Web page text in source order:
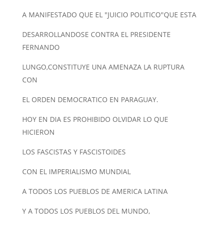
A MANIFESTADO QUE EL "JUICIO POLITICO"QUE ESTA
DESARROLLANDOSE CONTRA EL PRESIDENTE
FERNANDO
LUNGO,CONSTITUYE UNA AMENAZA LA RUPTURA
CON
EL ORDEN DEMOCRATICO EN PARAGUAY.
HOY EN DIA ES PROHIBIDO OLVIDAR LO QUE
HICIERON
LOS FASCISTAS Y FASCISTOIDES
CON EL IMPERIALISMO MUNDIAL
A TODOS LOS PUEBLOS DE AMERICA LATINA
Y A TODOS LOS PUEBLOS DEL MUNDO,